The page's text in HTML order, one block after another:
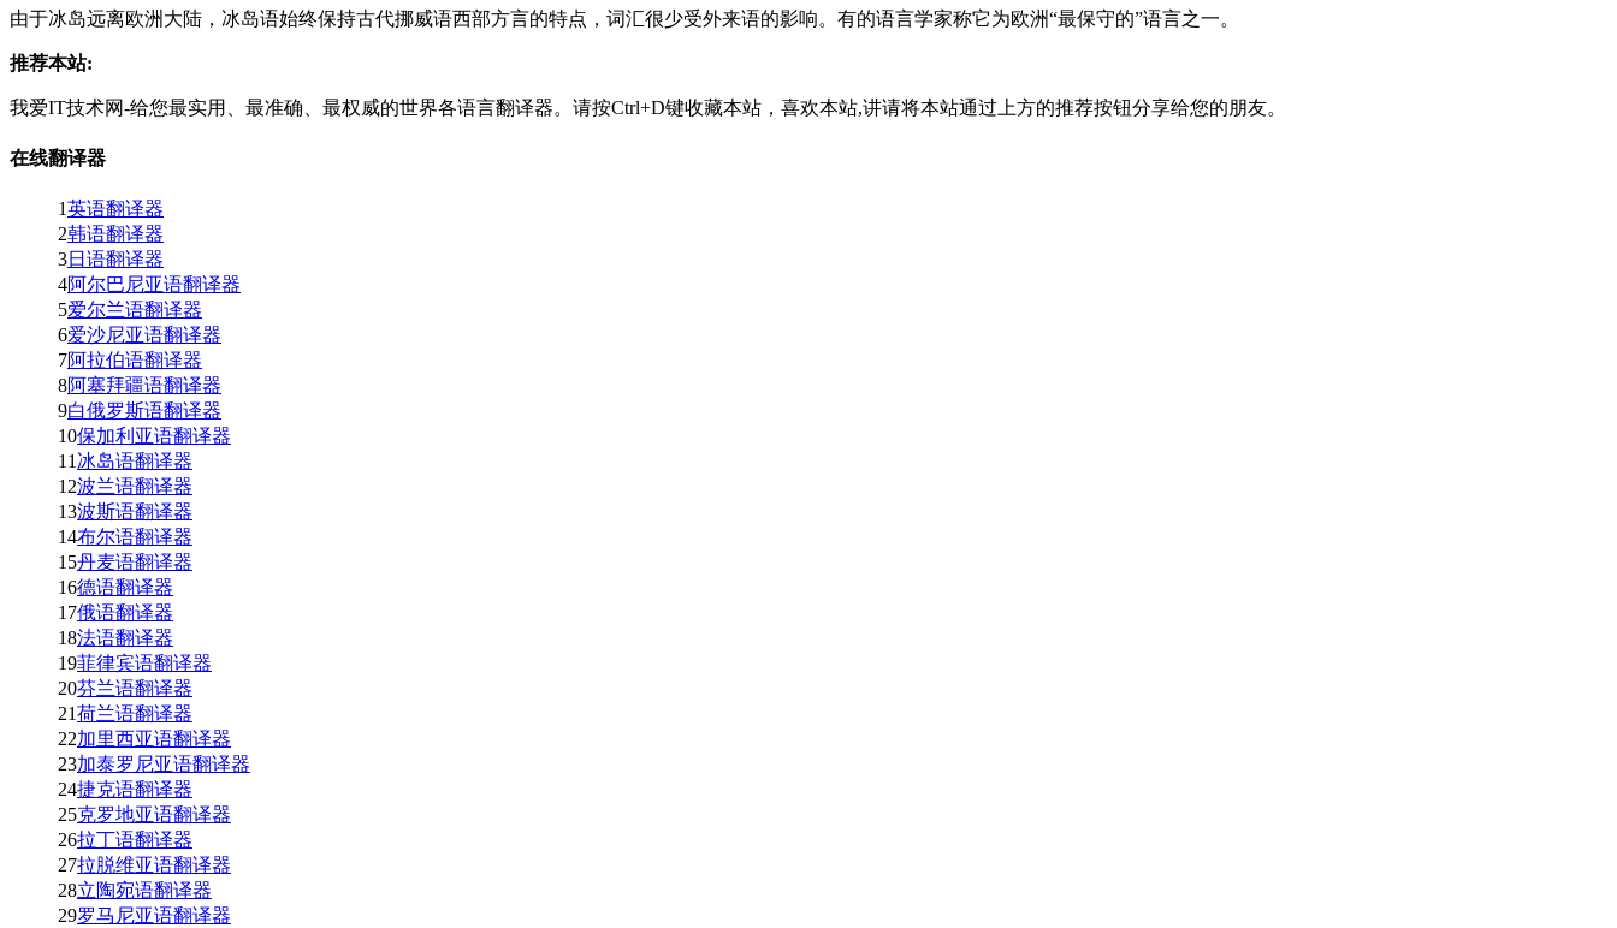
由于冰岛远离欧洲大陆，冰岛语始终保持古代挪威语西部方言的特点，词汇很少受外来语的影响。有的语言学家称它为欧洲“最保守的”语言之一。
推荐本站:
我爱IT技术网-给您最实用、最准确、最权威的世界各语言翻译器。请按Ctrl+D键收藏本站，喜欢本站,讲请将本站通过上方的推荐按钮分享给您的朋友。
在线翻译器
1英语翻译器
2韩语翻译器
3日语翻译器
4阿尔巴尼亚语翻译器
5爱尔兰语翻译器
6爱沙尼亚语翻译器
7阿拉伯语翻译器
8阿塞拜疆语翻译器
9白俄罗斯语翻译器
10保加利亚语翻译器
11冰岛语翻译器
12波兰语翻译器
13波斯语翻译器
14布尔语翻译器
15丹麦语翻译器
16德语翻译器
17俄语翻译器
18法语翻译器
19菲律宾语翻译器
20芬兰语翻译器
21荷兰语翻译器
22加里西亚语翻译器
23加泰罗尼亚语翻译器
24捷克语翻译器
25克罗地亚语翻译器
26拉丁语翻译器
27拉脱维亚语翻译器
28立陶宛语翻译器
29罗马尼亚语翻译器